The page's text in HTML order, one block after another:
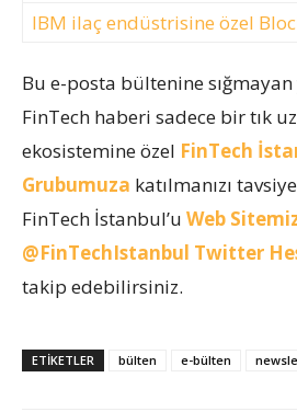
IBM ilaç endüstrisine özel
Bu e-posta bültenine
FinTech haberi sadece bir tık
ekosistemine özel FinTech
Grubumuza katılmanızı
FinTech İstanbul’u Web
@FinTechIstanbul Twitter
takip edebilirsiniz.
ETIKETLER bülten e-bülten